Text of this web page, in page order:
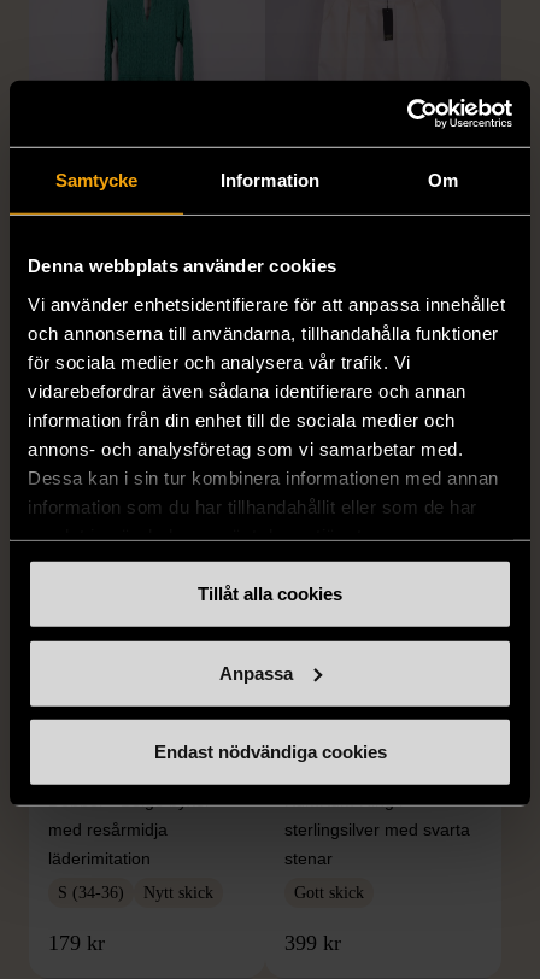
Samtycke Information Om
Denna webbplats använder cookies
Vi använder enhetsidentifierare för att anpassa innehållet
och annonserna till användarna, tillhandahålla funktioner
för sociala medier och analysera vår trafik. Vi
vidarebefordrar även sådana identifierare och annan
information från din enhet till de sociala medier och
annons- och analysföretag som vi samarbetar med.
Dessa kan i sin tur kombinera informationen med annan
information som du har tillhandahållit eller som de har
Tillåt alla cookies
Anpassa
Endast nödvändiga cookies
Missoni - Klänning -
S (34-36) Gott skick
999 kr
STUDIO
Gianfranco Ferre Studio -
Kjol - Silke - Premium
Vintage
S (34-36)
Mycket gott skick
999 kr
Dobber - Beige byxor
med resårmidja
läderimitation
S (34-36) Nytt skick
179 kr
KumKum Ring i
sterlingsilver med svarta
stenar
Gott skick
399 kr